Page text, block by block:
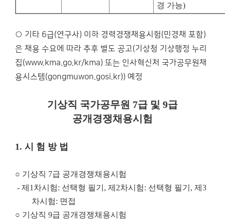
경 가능)
○ 기타 6급(연구사) 이하 경력경쟁채용시험(민경채 포함)
은 채용 수요에 따라 추후 별도 공고(기상청 기상행정 누리
집(www.kma.go.kr/kma) 또는 인사혁신처 국가공무원채
용시스템(gongmuwon.gosi.kr)) 예정
기상직 국가공무원 7급 및 9급
공개경쟁채용시험
1. 시 험 방 법
○ 기상직 7급 공개경쟁채용시험
- 제 1 차시험: 선택형 필기 , 제 2차시험: 선택형 필기 , 제 3
차시험: 면접
○ 기상직 9급 공개경쟁채용시험